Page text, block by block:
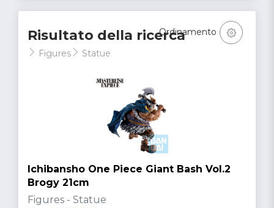
Risultato della ricerca
Figures Statue
Ordinamento
Ichibansho One Piece Giant Bash Vol.2
Brogy 21cm
Figures - Statue